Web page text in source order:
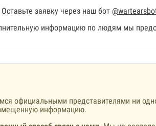
заявку через наш бот
информацию по людям мы
официальными представителями ни
информацию.